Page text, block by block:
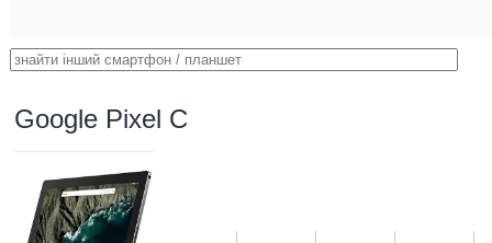
Google Pixel C